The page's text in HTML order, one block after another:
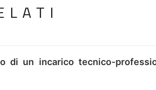
di un incarico tecnico-